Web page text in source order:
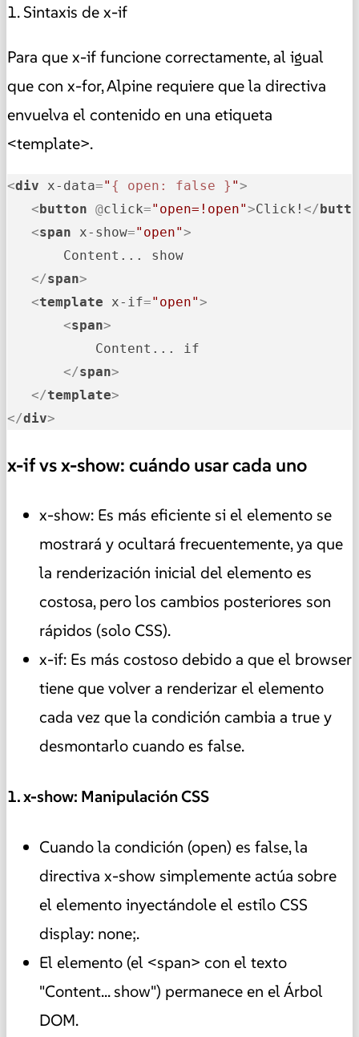
1. Sintaxis de x-if
Para que x-if funcione correctamente, al igual
que con x-for, Alpine requiere que la directiva
envuelva el contenido en una etiqueta
<template>.
<div x-data=" { open: false } ">
<button @click="open=!open">Click! </
<span x-show="open">
       Content... show
</span>
<template x-if="open">
<span>
           Content... if
</span>
</template>
</div>
x-if vs x-show: cuándo usar cada uno
x-show: Es más eficiente si el elemento se
mostrará y ocultará frecuentemente, ya que
la renderización inicial del elemento es
costosa, pero los cambios posteriores son
rápidos (solo CSS).
x-if: Es más costoso debido a que el browser
tiene que volver a renderizar el elemento
cada vez que la condición cambia a true y
desmontarlo cuando es false.
1. x-show: Manipulación CSS
Cuando la condición (open) es false, la
directiva x-show simplemente actúa sobre
el elemento inyectándole el estilo CSS
display: none;.
El elemento (el <span> con el texto
"Content... show") permanece en el Árbol
DOM.